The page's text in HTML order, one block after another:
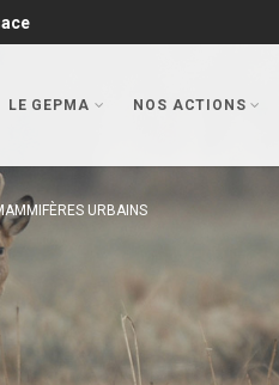
LE GEPMA NOS ACTIONS
URBAINS